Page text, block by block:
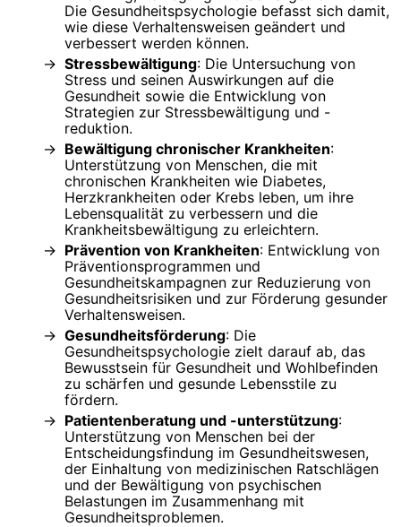
Die Gesundheitspsychologie befasst sich damit,
wie diese Verhaltensweisen geändert und
verbessert werden können.
Stressbewältigung: Die Untersuchung von
Stress und seinen Auswirkungen auf die
Gesundheit sowie die Entwicklung von
Strategien zur Stressbewältigung und -
reduktion.
Bewältigung chronischer Krankheiten:
Unterstützung von Menschen, die mit
chronischen Krankheiten wie Diabetes,
Herzkrankheiten oder Krebs leben, um ihre
Lebensqualität zu verbessern und die
Krankheitsbewältigung zu erleichtern.
Prävention von Krankheiten: Entwicklung von
Präventionsprogrammen und
Gesundheitskampagnen zur Reduzierung von
Gesundheitsrisiken und zur Förderung gesunder
Verhaltensweisen.
Gesundheitsförderung: Die
Gesundheitspsychologie zielt darauf ab, das
Bewusstsein für Gesundheit und Wohlbefinden
zu schärfen und gesunde Lebensstile zu
fördern.
Patientenberatung und -unterstützung:
Unterstützung von Menschen bei der
Entscheidungsfindung im Gesundheitswesen,
der Einhaltung von medizinischen Ratschlägen
und der Bewältigung von psychischen
Belastungen im Zusammenhang mit
Gesundheitsproblemen.